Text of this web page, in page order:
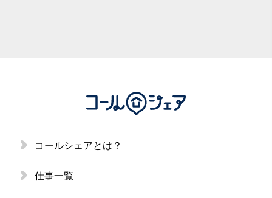
コールシェアとは？
仕事一覧